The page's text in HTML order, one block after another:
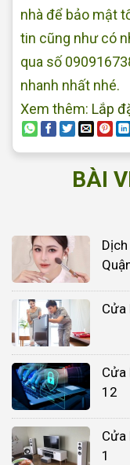
nhà để bảo mật
tin cũng như có
qua số
nhanh nhất nhé.
Xem thêm: Lắp
BÀI
Cửa
Cửa
12
Cửa
1